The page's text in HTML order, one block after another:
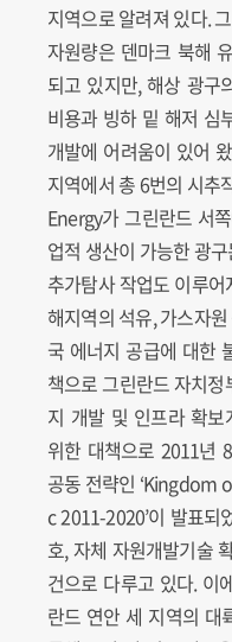
지역으로 알려져 있다.
자원량은 덴마크 북해
되고 있지만, 해상 광구
비용과 빙하 밑 해저 심
개발에 어려움이 있어
지역에서 총 6번의 시추
Energy가 그린란드 서
업적 생산이 가능한 광
추가탐사 작업도 이루
해지역의 석유, 가스자
국 에너지 공급에 대한
책으로 그린란드 자치
지 개발 및 인프라 확보
위한 대책으로 2011년
공동 전략인
c 2011-2020’이 발표되
호, 자체 자원개발기술
건으로 다루고 있다. 이
란드 연안 세 지역의 대